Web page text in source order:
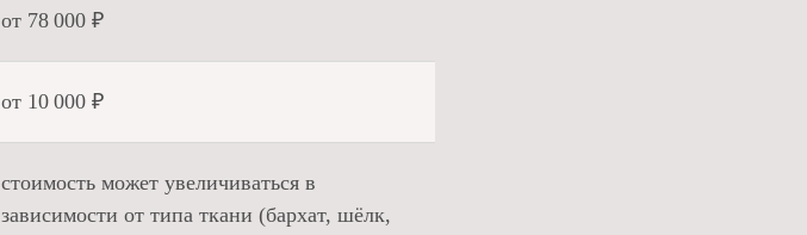
от 78 000 ₽
от 10 000 ₽
стоимость может увеличиваться в
зависимости от типа ткани (бархат, шёлк,